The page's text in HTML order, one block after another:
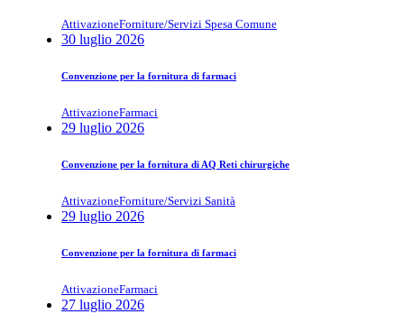
AttivazioneForniture/Servizi Spesa Comune
30 luglio 2026
Convenzione per la fornitura di farmaci
AttivazioneFarmaci
29 luglio 2026
Convenzione per la fornitura di AQ Reti chirurgiche
AttivazioneForniture/Servizi Sanità
29 luglio 2026
Convenzione per la fornitura di farmaci
AttivazioneFarmaci
27 luglio 2026